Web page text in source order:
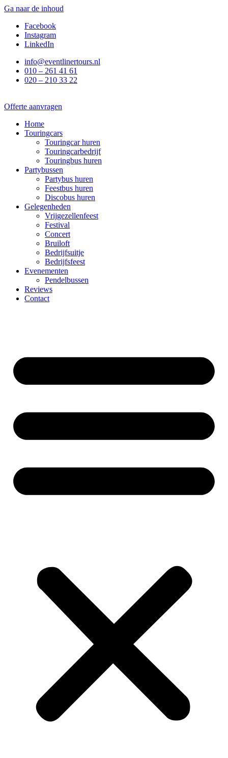
Ga naar de inhoud
Facebook
Instagram
LinkedIn
info@eventlinertours.nl
010 – 261 41 61
020 – 210 33 22
Offerte aanvragen
Home
Touringcars
Touringcar huren
Touringcarbedrijf
Touringbus huren
Partybussen
Partybus huren
Feestbus huren
Discobus huren
Gelegenheden
Vrijgezellenfeest
Festival
Concert
Bruiloft
Bedrijfsuitje
Bedrijfsfeest
Evenementen
Pendelbussen
Reviews
Contact